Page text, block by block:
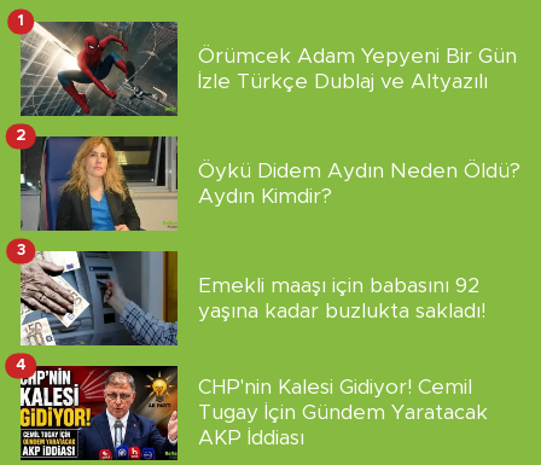
Örümcek Adam Yepyeni Bir Gün
İzle Türkçe Dublaj ve Altyazılı
1
Öykü Didem Aydın Neden Öldü?
Aydın Kimdir?
2
Emekli maaşı için babasını 92
yaşına kadar buzlukta sakladı!
3
CHP'nin Kalesi Gidiyor! Cemil
Tugay İçin Gündem Yaratacak
AKP İddiası
4